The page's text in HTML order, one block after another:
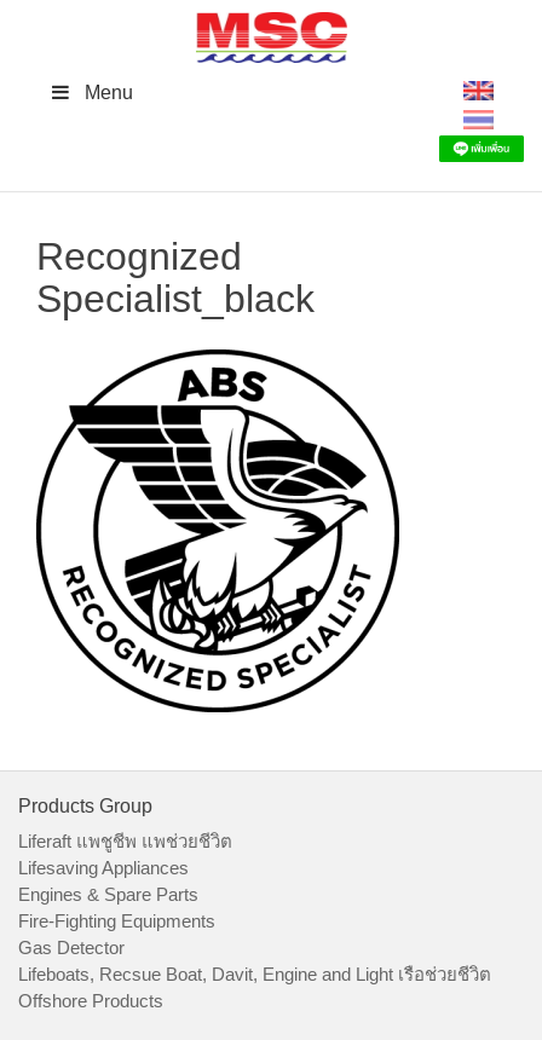
Menu
Recognized
Specialist_black
Products Group
Liferaft แพชูชีพ แพช่วยชีวิต
Lifesaving Appliances
Engines & Spare Parts
Fire-Fighting Equipments
Gas Detector
Lifeboats, Recsue Boat, Davit, Engine and Light เรือช่วยชีวิต
Offshore Products